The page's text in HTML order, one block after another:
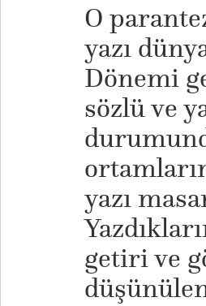
O
yazı
Dönemi
sözlü ve
yazı
getiri ve